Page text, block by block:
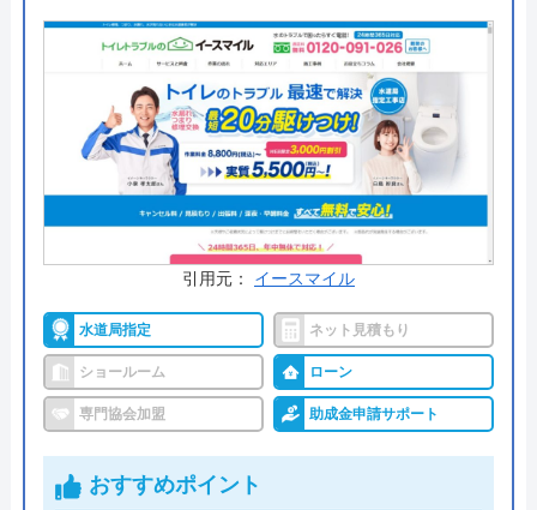
ポイントです。
公式サイトで
料金詳細を見る
今すぐ電話で相談する
090-2240-9451
受付時間： 8:00～18:00
若本住建 の基本情報
運営会社 株式会社 若本住建
創業・設立 2018年創業
引用元： イースマイル
水道局指定 ネット見積もり
ショールーム ローン
専門協会加盟 助成金申請サポート
おすすめポイント